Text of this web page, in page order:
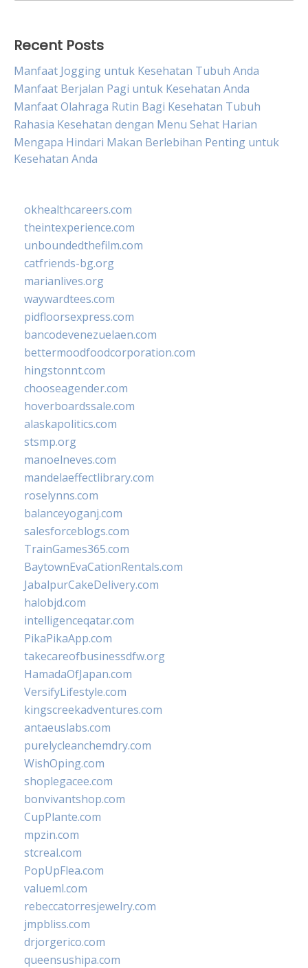
Recent Posts
Manfaat Jogging untuk Kesehatan Tubuh Anda
Manfaat Berjalan Pagi untuk Kesehatan Anda
Manfaat Olahraga Rutin Bagi Kesehatan Tubuh
Rahasia Kesehatan dengan Menu Sehat Harian
Mengapa Hindari Makan Berlebihan Penting untuk
Kesehatan Anda
okhealthcareers.com
theintexperience.com
unboundedthefilm.com
catfriends-bg.org
marianlives.org
waywardtees.com
pidfloorsexpress.com
bancodevenezuelaen.com
bettermoodfoodcorporation.com
hingstonnt.com
chooseagender.com
hoverboardssale.com
alaskapolitics.com
stsmp.org
manoelneves.com
mandelaeffectlibrary.com
roselynns.com
balanceyoganj.com
salesforceblogs.com
TrainGames365.com
BaytownEvaCationRentals.com
JabalpurCakeDelivery.com
halobjd.com
intelligenceqatar.com
PikaPikaApp.com
takecareofbusinessdfw.org
HamadaOfJapan.com
VersifyLifestyle.com
kingscreekadventures.com
antaeuslabs.com
purelycleanchemdry.com
WishOping.com
shoplegacee.com
bonvivantshop.com
CupPlante.com
mpzin.com
stcreal.com
PopUpFlea.com
valueml.com
rebeccatorresjewelry.com
jmpbliss.com
drjorgerico.com
queensushipa.com